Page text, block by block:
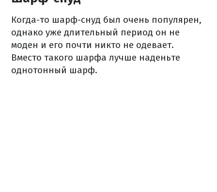
Когда-то шарф-снуд был очень популярен,
однако уже длительный период он не
моден и его почти никто не одевает.
Вместо такого шарфа лучше наденьте
однотонный шарф.